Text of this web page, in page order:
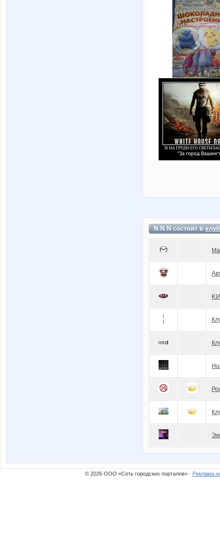
N N N состоит в
© 2026 ООО «Сеть городских порталов» · Реклама